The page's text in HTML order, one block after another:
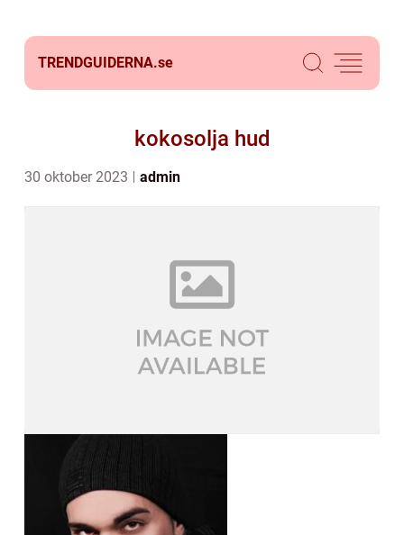
TRENDGUIDERNA.se
kokosolja hud
30 oktober 2023 admin